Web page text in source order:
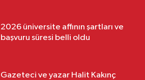
2026 üniversite affının şartları ve
başvuru süresi belli oldu
Gazeteci ve yazar Halit Kakınç